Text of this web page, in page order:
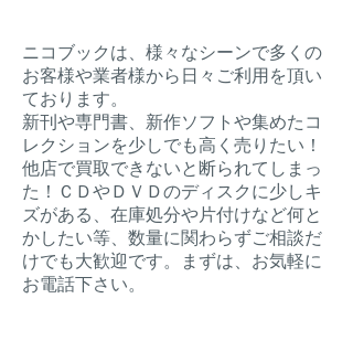
ニコブックは、様々なシーンで多くの
お客様や業者様から日々ご利用を頂い
ております。
新刊や専門書、新作ソフトや集めたコ
レクションを少しでも高く売りたい！
他店で買取できないと断られてしまっ
た！ＣＤやＤＶＤのディスクに少しキ
ズがある、在庫処分や片付けなど何と
かしたい等、数量に関わらずご相談だ
けでも大歓迎です。まずは、お気軽に
お電話下さい。